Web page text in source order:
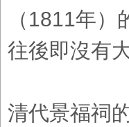
（1811年
往後即沒有
清代景福祠